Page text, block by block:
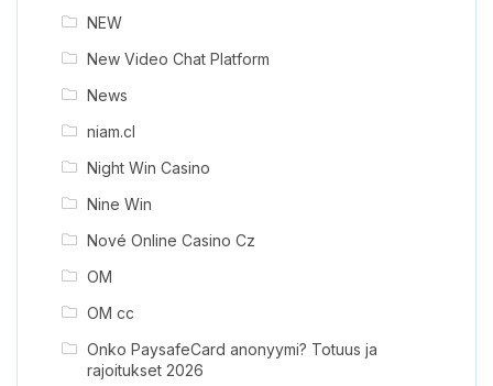
NEW
New Video Chat Platform
News
niam.cl
Night Win Casino
Nine Win
Nové Online Casino Cz
OM
OM cc
Onko PaysafeCard anonyymi? Totuus ja
rajoitukset 2026